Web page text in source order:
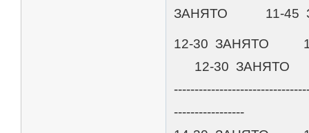
ЗАНЯТО 11-45
12-30 ЗАНЯТО
12-30 ЗАНЯТО
-----------------